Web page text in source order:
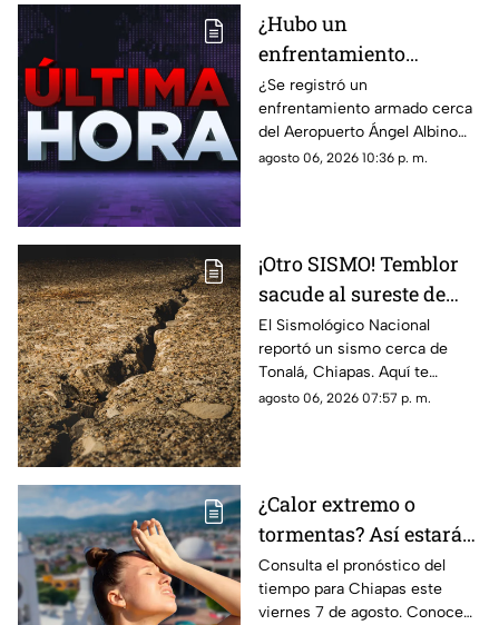
¿Hubo un
enfrentamiento
armado en el
aeropuerto Ángel
Albino Corzo? Esto
dijeron las autoridades
¿Se registró un
enfrentamiento armado cerca
del Aeropuerto Ángel Albino
Corzo? Autoridades
agosto 06, 2026 10:36 p. m.
¡Otro SISMO! Temblor
sacude al sureste de
México HOY: epicentro
y magnitud
El Sismológico Nacional
reportó un sismo cerca de
Tonalá, Chiapas. Aquí te
contamos todos los detalles
agosto 06, 2026 07:57 p. m.
¿Calor extremo o
tormentas? Así estará
el clima este viernes 7
de agosto en Chiapas
Consulta el pronóstico del
tiempo para Chiapas este
viernes 7 de agosto. Conoce